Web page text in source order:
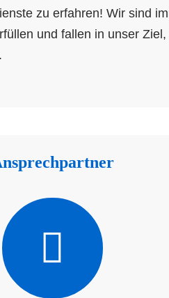
zu erfahren! Wir sind
und fallen in unser